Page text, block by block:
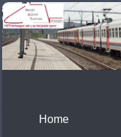
Home